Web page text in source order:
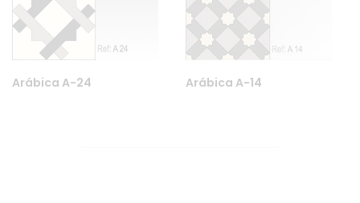
Arábica A-24 Arábica A-14